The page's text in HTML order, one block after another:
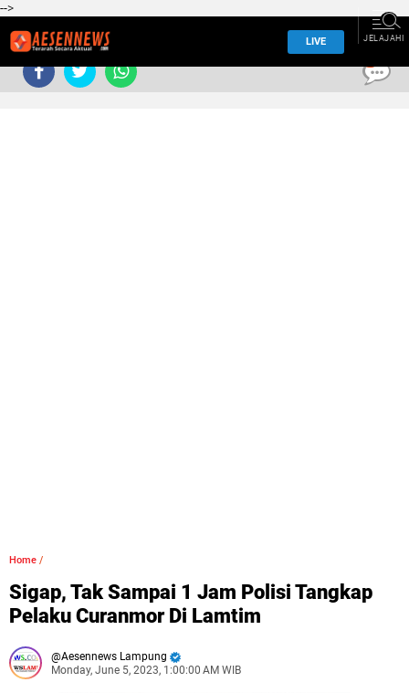
-->
LIVE JELAJAHI
Home /
Sigap, Tak Sampai 1 Jam Polisi Tangkap
Pelaku Curanmor Di Lamtim
Aesennews Lampung
Monday, June 5, 2023, 1:00:00 AM WIB